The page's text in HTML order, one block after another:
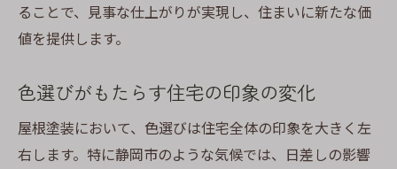
ることで、見事な仕上がりが実現し、住まいに新たな価
値を提供します。
色選びがもたらす住宅の印象の変化
屋根塗装において、色選びは住宅全体の印象を大きく左
右します。特に静岡市のような気候では、日差しの影響